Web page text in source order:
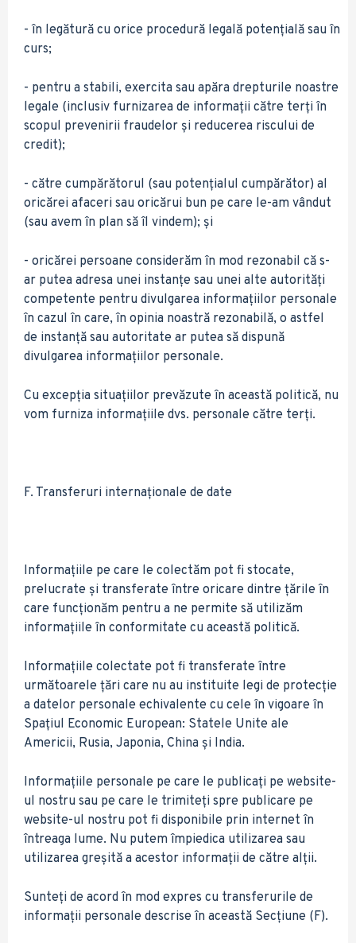
- în legătură cu orice procedură legală potențială sau în
curs;
- pentru a stabili, exercita sau apăra drepturile noastre
legale (inclusiv furnizarea de informații către terți în
scopul prevenirii fraudelor și reducerea riscului de
credit);
- către cumpărătorul (sau potențialul cumpărător) al
oricărei afaceri sau oricărui bun pe care le-am vândut
(sau avem în plan să îl vindem); și
- oricărei persoane considerăm în mod rezonabil că s-
ar putea adresa unei instanțe sau unei alte autorități
competente pentru divulgarea informațiilor personale
în cazul în care, în opinia noastră rezonabilă, o astfel
de instanță sau autoritate ar putea să dispună
divulgarea informațiilor personale.
Cu excepția situațiilor prevăzute în această politică, nu
vom furniza informațiile dvs. personale către terți.
F. Transferuri internaționale de date
Informațiile pe care le colectăm pot fi stocate,
prelucrate și transferate între oricare dintre țările în
care funcționăm pentru a ne permite să utilizăm
informațiile în conformitate cu această politică.
Informațiile colectate pot fi transferate între
următoarele țări care nu au instituite legi de protecție
a datelor personale echivalente cu cele în vigoare în
Spațiul Economic European: Statele Unite ale
Americii, Rusia, Japonia, China și India.
Informațiile personale pe care le publicați pe website-
ul nostru sau pe care le trimiteți spre publicare pe
website-ul nostru pot fi disponibile prin internet în
întreaga lume. Nu putem împiedica utilizarea sau
utilizarea greșită a acestor informații de către alții.
Sunteți de acord în mod expres cu transferurile de
informații personale descrise în această Secțiune (F).